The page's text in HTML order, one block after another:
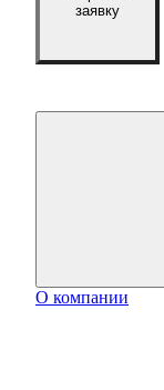
заявку
О компании